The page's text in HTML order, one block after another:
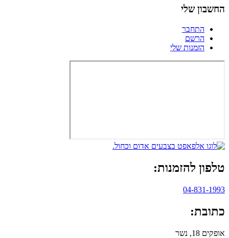
החשבון שלי
התחבר
הרשם
הזמנות שלי
טלפון להזמנות:
04-831-1993
כתובת:
אופקים 18, נשר